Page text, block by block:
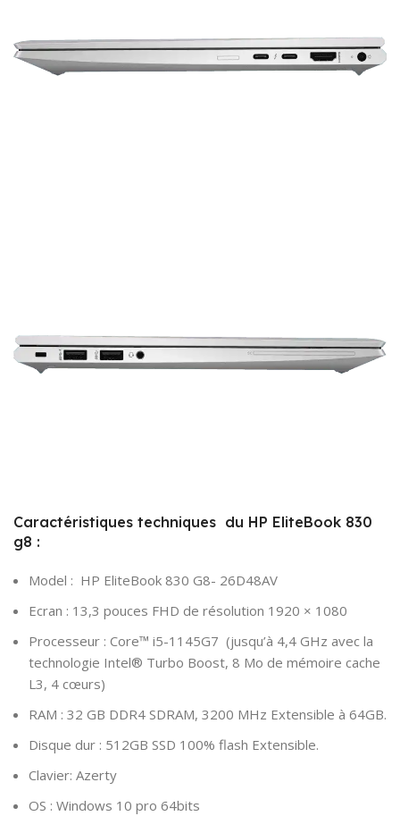
Caractéristiques techniques du HP EliteBook 830
g8 :
Model : HP EliteBook 830 G8- 26D48AV
Ecran : 13,3 pouces FHD de résolution 1920 × 1080
Processeur : Core™ i5-1145G7 (jusqu’à 4,4 GHz avec la
technologie Intel® Turbo Boost, 8 Mo de mémoire cache
L3, 4 cœurs)
RAM : 32 GB DDR4 SDRAM, 3200 MHz Extensible à 64GB.
Disque dur : 512GB SSD 100% flash Extensible.
Clavier: Azerty
OS : Windows 10 pro 64bits